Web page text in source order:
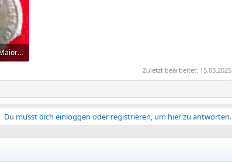
2.2 Constantius II. Maiorina Rv.webp
Zuletzt bearbeitet: 15.03.2025
Du musst dich einloggen oder registrieren, um hier zu antworten.